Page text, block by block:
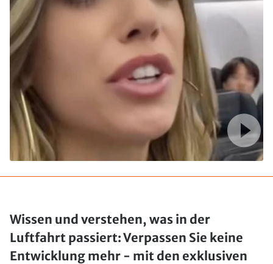
Wissen und verstehen, was in der
Luftfahrt passiert: Verpassen Sie keine
Entwicklung mehr - mit den exklusiven